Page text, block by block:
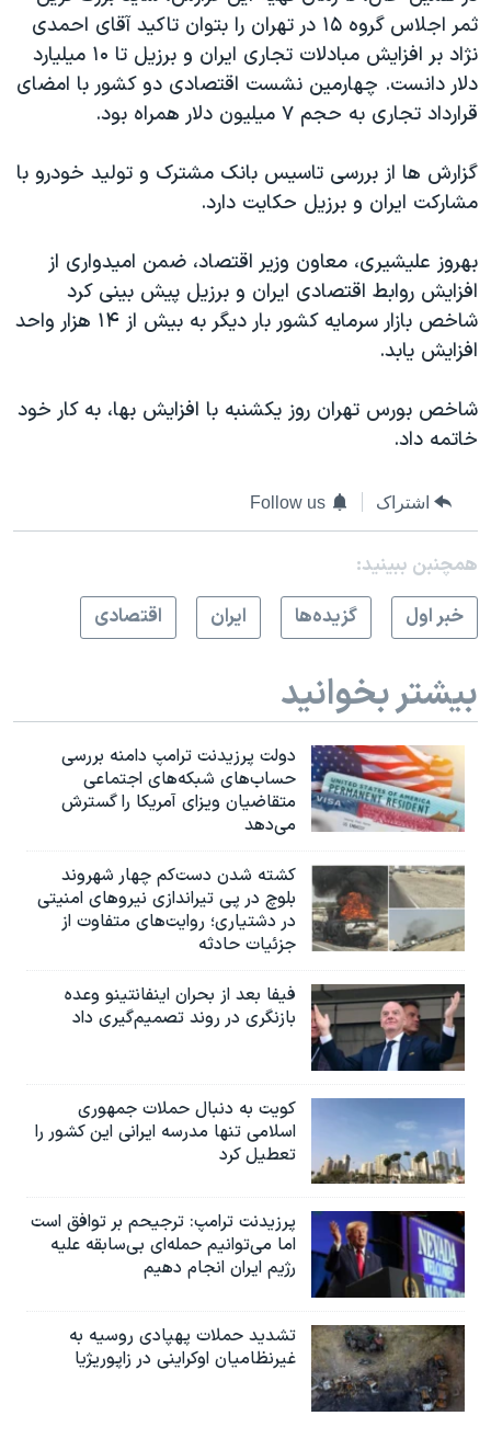
ثمر اجلاس گروه ۱۵ در تهران را بتوان تاکید آقای احمدی
نژاد بر افزایش مبادلات تجاری ایران و برزیل تا ۱۰ میلیارد
دلار دانست. چهارمین نشست اقتصادی دو کشور با امضای
قرارداد تجاری به حجم ۷ میلیون دلار همراه بود.
گزارش ها از بررسی تاسیس بانک مشترک و تولید خودرو با
مشارکت ایران و برزیل حکایت دارد.
بهروز علیشیری، معاون وزیر اقتصاد، ضمن امیدواری از
افزایش روابط اقتصادی ایران و برزیل پیش بینی کرد
شاخص بازار سرمایه کشور بار دیگر به بیش از ۱۴ هزار واحد
افزایش یابد.
شاخص بورس تهران روز یکشنبه با افزایش بها، به کار خود
خاتمه داد.
اشتراک Follow us
همچنبن ببینید:
خبر اول
گزيده‌ها ايران اقتصادی
بیشتر بخوانید
دولت پرزیدنت ترامپ دامنه بررسی
حساب‌های شبکه‌های اجتماعی
متقاضیان ویزای آمریکا را گسترش
می‌دهد
کشته شدن دست‌کم چهار شهروند
بلوچ در پی تیراندازی نیروهای امنیتی
در دشتیاری؛ روایت‌های متفاوت از
جزئیات حادثه
فیفا بعد از بحران اینفانتینو وعده
بازنگری در روند تصمیم‌گیری داد
کویت به دنبال حملات جمهوری
اسلامی تنها مدرسه ایرانی این کشور را
تعطیل کرد
پرزیدنت ترامپ: ترجیحم بر توافق است
اما می‌توانیم حمله‌ای بی‌سابقه علیه
رژیم ایران انجام دهیم
تشدید حملات پهپادی روسیه به
غیرنظامیان اوکراینی در زاپوریژیا